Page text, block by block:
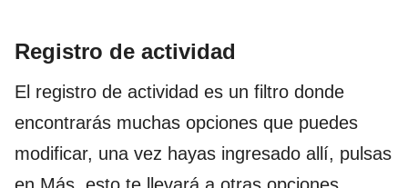
Registro de actividad
El registro de actividad es un filtro donde
encontrarás muchas opciones que puedes
modificar, una vez hayas ingresado allí, pulsas